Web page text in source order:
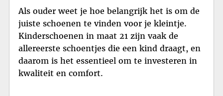
Als ouder weet je hoe belangrijk het is om de
juiste schoenen te vinden voor je kleintje.
Kinderschoenen in maat 21 zijn vaak de
allereerste schoentjes die een kind draagt, en
daarom is het essentieel om te investeren in
kwaliteit en comfort.